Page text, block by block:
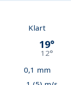
Klart
19°
12°
0,1 mm